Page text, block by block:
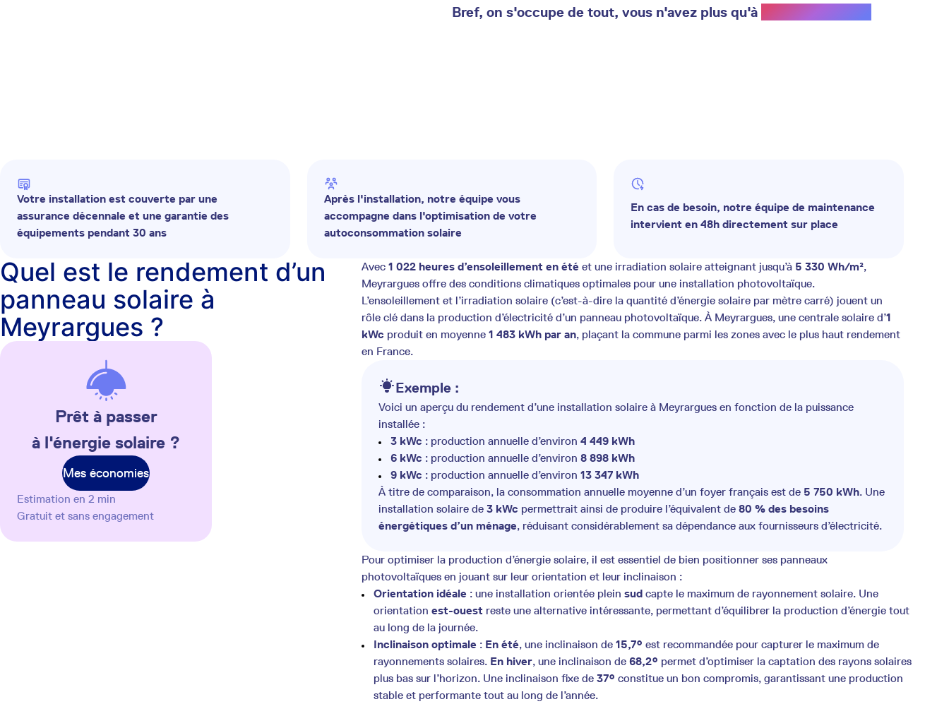
Bref, on s'occupe de tout, vous n'avez plus qu'à profiter du soleil.
Votre installation est couverte par une
assurance décennale et une garantie des
équipements pendant 30 ans
Après l'installation, notre équipe vous
accompagne dans l'optimisation de votre
autoconsommation solaire
En cas de besoin, notre équipe de maintenance
intervient en 48h directement sur place
Quel est le rendement d’un
panneau solaire à
Meyrargues ?
Prêt à passer
à l'énergie solaire ?
Mes économies
Estimation en 2 min
Gratuit et sans engagement
Avec 1 022 heures d’ensoleillement en été et une irradiation solaire atteignant jusqu’à 5 330 Wh/m²,
Meyrargues offre des conditions climatiques optimales pour une installation photovoltaïque.
L’ensoleillement et l’irradiation solaire (c’est-à-dire la quantité d’énergie solaire par mètre carré) jouent un
rôle clé dans la production d’électricité d’un panneau photovoltaïque. À Meyrargues, une centrale solaire d’1
kWc produit en moyenne 1 483 kWh par an, plaçant la commune parmi les zones avec le plus haut rendement
en France.
Exemple :
Voici un aperçu du rendement d’une installation solaire à Meyrargues en fonction de la puissance
installée :
3 kWc : production annuelle d’environ 4 449 kWh
6 kWc : production annuelle d’environ 8 898 kWh
9 kWc : production annuelle d’environ 13 347 kWh
À titre de comparaison, la consommation annuelle moyenne d’un foyer français est de 5 750 kWh. Une
installation solaire de 3 kWc permettrait ainsi de produire l’équivalent de 80 % des besoins
énergétiques d’un ménage, réduisant considérablement sa dépendance aux fournisseurs d’électricité.
Pour optimiser la production d’énergie solaire, il est essentiel de bien positionner ses panneaux
photovoltaïques en jouant sur leur orientation et leur inclinaison :
Orientation idéale : une installation orientée plein sud capte le maximum de rayonnement solaire. Une
orientation est-ouest reste une alternative intéressante, permettant d’équilibrer la production d’énergie tout
au long de la journée.
Inclinaison optimale : En été, une inclinaison de 15,7° est recommandée pour capturer le maximum de
rayonnements solaires. En hiver, une inclinaison de 68,2° permet d’optimiser la captation des rayons solaires
plus bas sur l’horizon. Une inclinaison fixe de 37° constitue un bon compromis, garantissant une production
stable et performante tout au long de l’année.